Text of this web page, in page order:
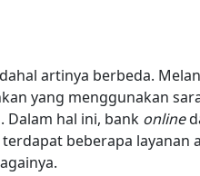
artinya berbeda.
yang menggunakan
hal ini, bank online
terdapat beberapa layanan